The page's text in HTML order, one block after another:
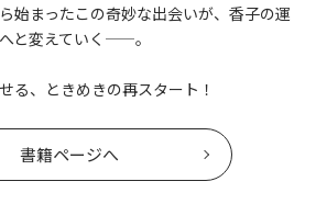
始まったこの奇妙な出会いが、香子の運
と変えていく——。
る、ときめきの再スタート！
書籍ページへ